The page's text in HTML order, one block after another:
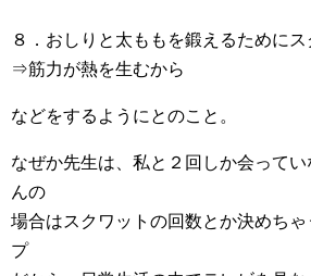
８．おしりと太ももを鍛えるために
⇒筋力が熱を生むから
などをするようにとのこと。
なぜか先生は、私と２回しか会って
んの
場合はスクワットの回数とか決めち
プ